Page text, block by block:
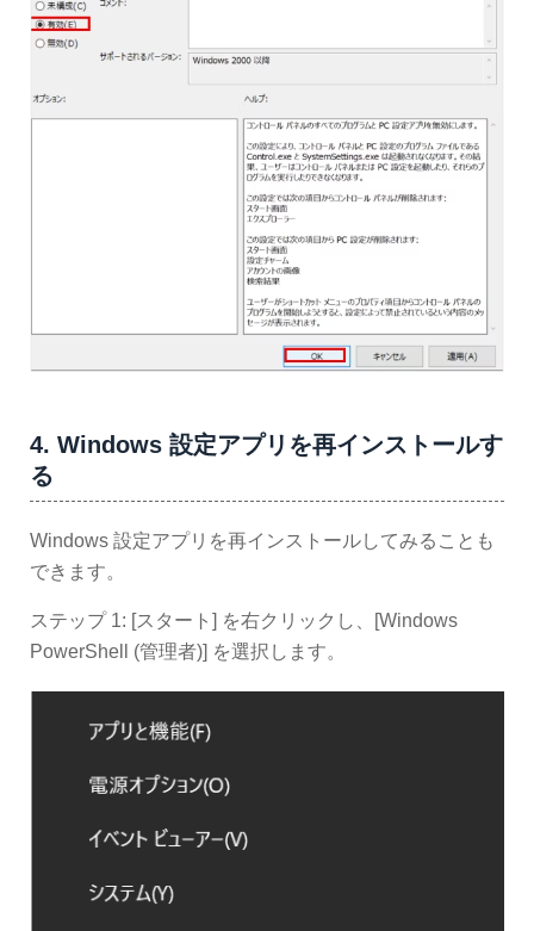
4. Windows 設定アプリを再インストールす
る
Windows 設定アプリを再インストールしてみることも
できます。
ステップ 1: [スタート] を右クリックし、[Windows
PowerShell (管理者)] を選択します。